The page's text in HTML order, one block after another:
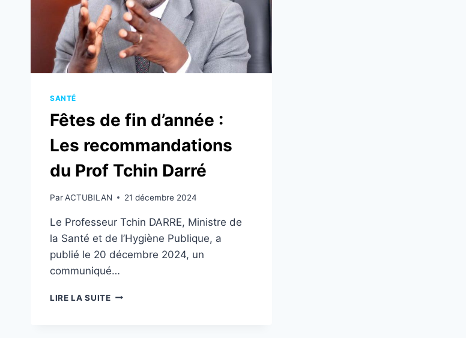
SANTÉ
Fêtes de fin d’année :
Les recommandations
du Prof Tchin Darré
ParACTUBILAN 21 décembre 2024
Le Professeur Tchin DARRE, Ministre de
la Santé et de l’Hygiène Publique, a
publié le 20 décembre 2024, un
communiqué…
LIRE LA SUITEFÊTES